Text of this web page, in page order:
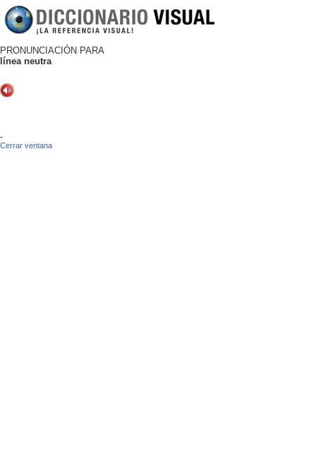
PRONUNCIACIÓN PARA
línea neutra
-
Cerrar ventana